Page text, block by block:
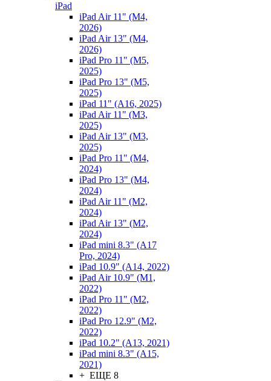
iPad
iPad Air 11" (M4,
2026)
iPad Air 13" (M4,
2026)
iPad Pro 11" (M5,
2025)
iPad Pro 13" (M5,
2025)
iPad 11" (A16, 2025)
iPad Air 11" (M3,
2025)
iPad Air 13" (M3,
2025)
iPad Pro 11" (M4,
2024)
iPad Pro 13" (M4,
2024)
iPad Air 11" (M2,
2024)
iPad Air 13" (M2,
2024)
iPad mini 8.3" (A17
Pro, 2024)
iPad 10.9" (A14, 2022)
iPad Air 10.9" (M1,
2022)
iPad Pro 11" (M2,
2022)
iPad Pro 12.9" (M2,
2022)
iPad 10.2" (A13, 2021)
iPad mini 8.3" (A15,
2021)
+ ЕЩЕ 8